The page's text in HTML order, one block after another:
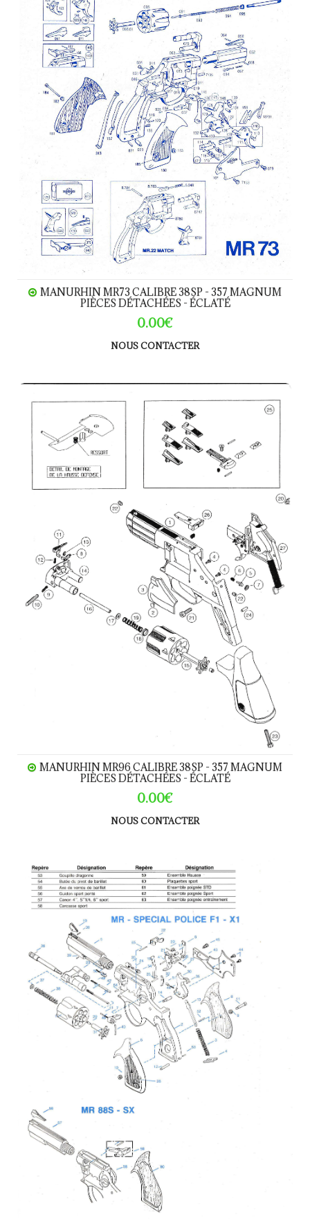
MANURHIN MR73 CALIBRE 38SP - 357 MAGNUM
PIÈCES DÉTACHÉES - ÉCLATÉ
0.00€
NOUS CONTACTER
MANURHIN MR96 CALIBRE 38SP - 357 MAGNUM
PIÈCES DÉTACHÉES - ÉCLATÉ
0.00€
NOUS CONTACTER
Manurhin MR88 - FX - Police calibre 38SP - 357